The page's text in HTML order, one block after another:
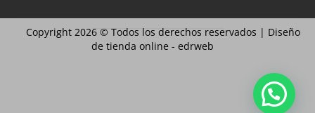
Copyright 2026 © Todos los derechos reservados | Diseño
de tienda online - edrweb